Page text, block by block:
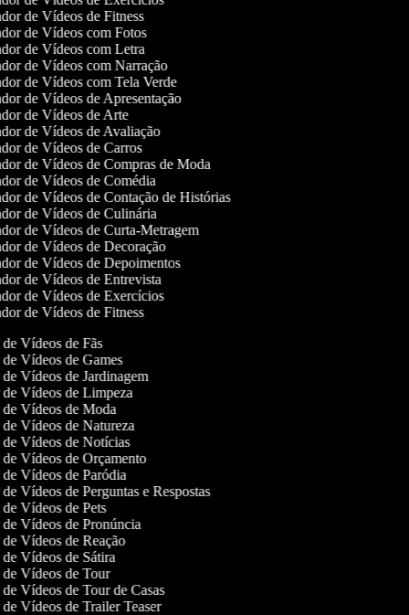
de Vídeos de Fitness
de Vídeos com Fotos
de Vídeos com Letra
de Vídeos com Narração
de Vídeos com Tela Verde
de Vídeos de Apresentação
de Vídeos de Arte
de Vídeos de Avaliação
de Vídeos de Carros
de Vídeos de Compras de Moda
de Vídeos de Comédia
de Vídeos de Contação de Histórias
de Vídeos de Culinária
de Vídeos de Curta-Metragem
de Vídeos de Decoração
de Vídeos de Depoimentos
de Vídeos de Entrevista
de Vídeos de Exercícios
de Vídeos de Fitness
de Vídeos de Fãs
de Vídeos de Games
de Vídeos de Jardinagem
de Vídeos de Limpeza
de Vídeos de Moda
de Vídeos de Natureza
de Vídeos de Notícias
de Vídeos de Orçamento
de Vídeos de Paródia
de Vídeos de Perguntas e Respostas
de Vídeos de Pets
de Vídeos de Pronúncia
de Vídeos de Reação
de Vídeos de Sátira
de Vídeos de Tour
de Vídeos de Tour de Casas
de Vídeos de Trailer Teaser